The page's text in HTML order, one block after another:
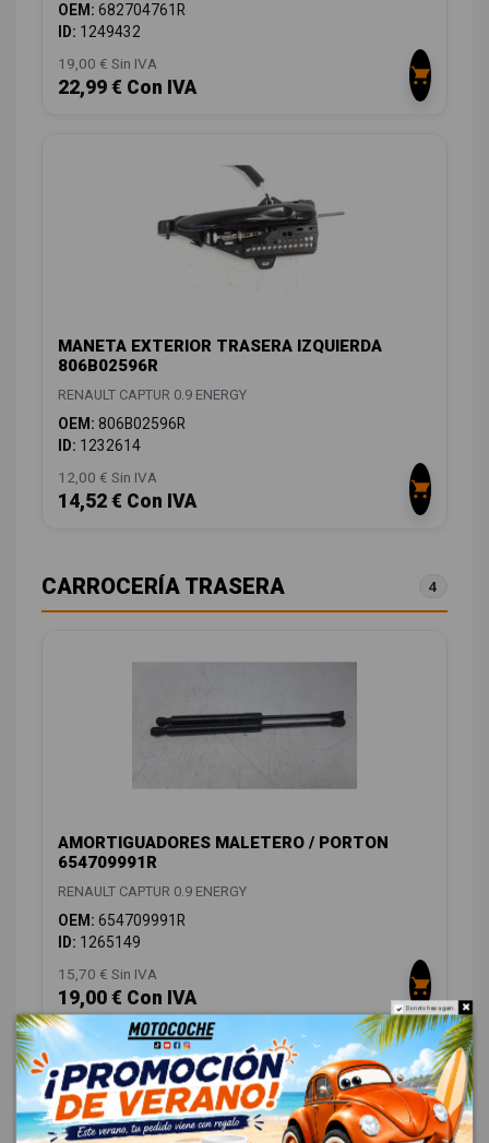
OEM: 682704761R
ID: 1249432
19,00 € Sin IVA
22,99 € Con IVA
MANETA EXTERIOR TRASERA IZQUIERDA
806B02596R
RENAULT CAPTUR 0.9 ENERGY
OEM: 806B02596R
ID: 1232614
12,00 € Sin IVA
14,52 € Con IVA
CARROCERÍA TRASERA 4
AMORTIGUADORES MALETERO / PORTON
654709991R
RENAULT CAPTUR 0.9 ENERGY
OEM: 654709991R
ID: 1265149
15,70 € Sin IVA
19,00 € Con IVA Do not show again.